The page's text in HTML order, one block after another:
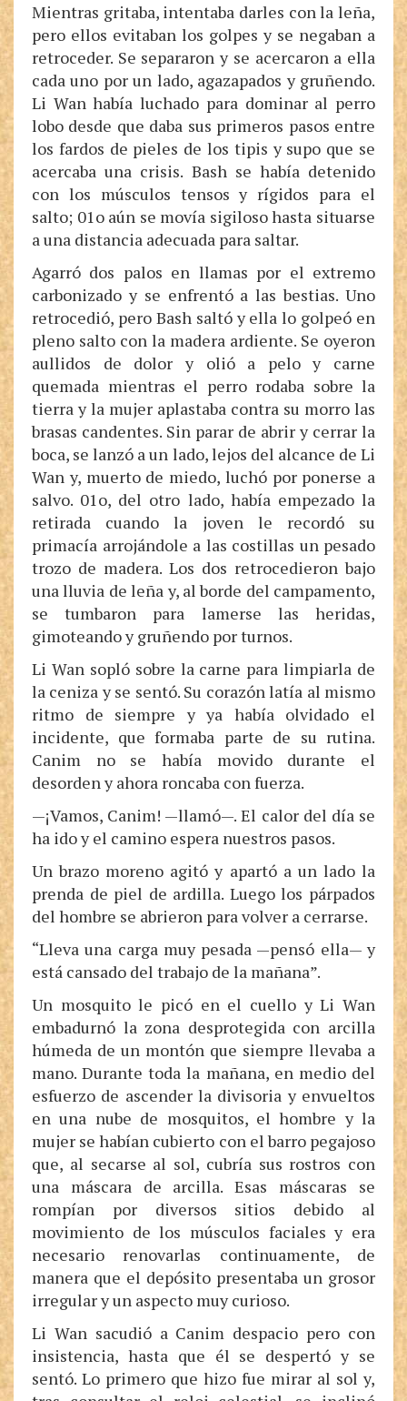
Mientras gritaba, intentaba darles con la leña,
pero ellos evitaban los golpes y se negaban a
retroceder. Se separaron y se acercaron a ella
cada uno por un lado, agazapados y gruñendo.
Li Wan había luchado para dominar al perro
lobo desde que daba sus primeros pasos entre
los fardos de pieles de los tipis y supo que se
acercaba una crisis. Bash se había detenido
con los músculos tensos y rígidos para el
salto; 01o aún se movía sigiloso hasta situarse
a una distancia adecuada para saltar.
Agarró dos palos en llamas por el extremo
carbonizado y se enfrentó a las bestias. Uno
retrocedió, pero Bash saltó y ella lo golpeó en
pleno salto con la madera ardiente. Se oyeron
aullidos de dolor y olió a pelo y carne
quemada mientras el perro rodaba sobre la
tierra y la mujer aplastaba contra su morro las
brasas candentes. Sin parar de abrir y cerrar la
boca, se lanzó a un lado, lejos del alcance de Li
Wan y, muerto de miedo, luchó por ponerse a
salvo. 01o, del otro lado, había empezado la
retirada cuando la joven le recordó su
primacía arrojándole a las costillas un pesado
trozo de madera. Los dos retrocedieron bajo
una lluvia de leña y, al borde del campamento,
se tumbaron para lamerse las heridas,
gimoteando y gruñendo por turnos.
Li Wan sopló sobre la carne para limpiarla de
la ceniza y se sentó. Su corazón latía al mismo
ritmo de siempre y ya había olvidado el
incidente, que formaba parte de su rutina.
Canim no se había movido durante el
desorden y ahora roncaba con fuerza.
—¡Vamos, Canim! —llamó—. El calor del día se
ha ido y el camino espera nuestros pasos.
Un brazo moreno agitó y apartó a un lado la
prenda de piel de ardilla. Luego los párpados
del hombre se abrieron para volver a cerrarse.
“Lleva una carga muy pesada —pensó ella— y
está cansado del trabajo de la mañana”.
Un mosquito le picó en el cuello y Li Wan
embadurnó la zona desprotegida con arcilla
húmeda de un montón que siempre llevaba a
mano. Durante toda la mañana, en medio del
esfuerzo de ascender la divisoria y envueltos
en una nube de mosquitos, el hombre y la
mujer se habían cubierto con el barro pegajoso
que, al secarse al sol, cubría sus rostros con
una máscara de arcilla. Esas máscaras se
rompían por diversos sitios debido al
movimiento de los músculos faciales y era
necesario renovarlas continuamente, de
manera que el depósito presentaba un grosor
irregular y un aspecto muy curioso.
Li Wan sacudió a Canim despacio pero con
insistencia, hasta que él se despertó y se
sentó. Lo primero que hizo fue mirar al sol y,